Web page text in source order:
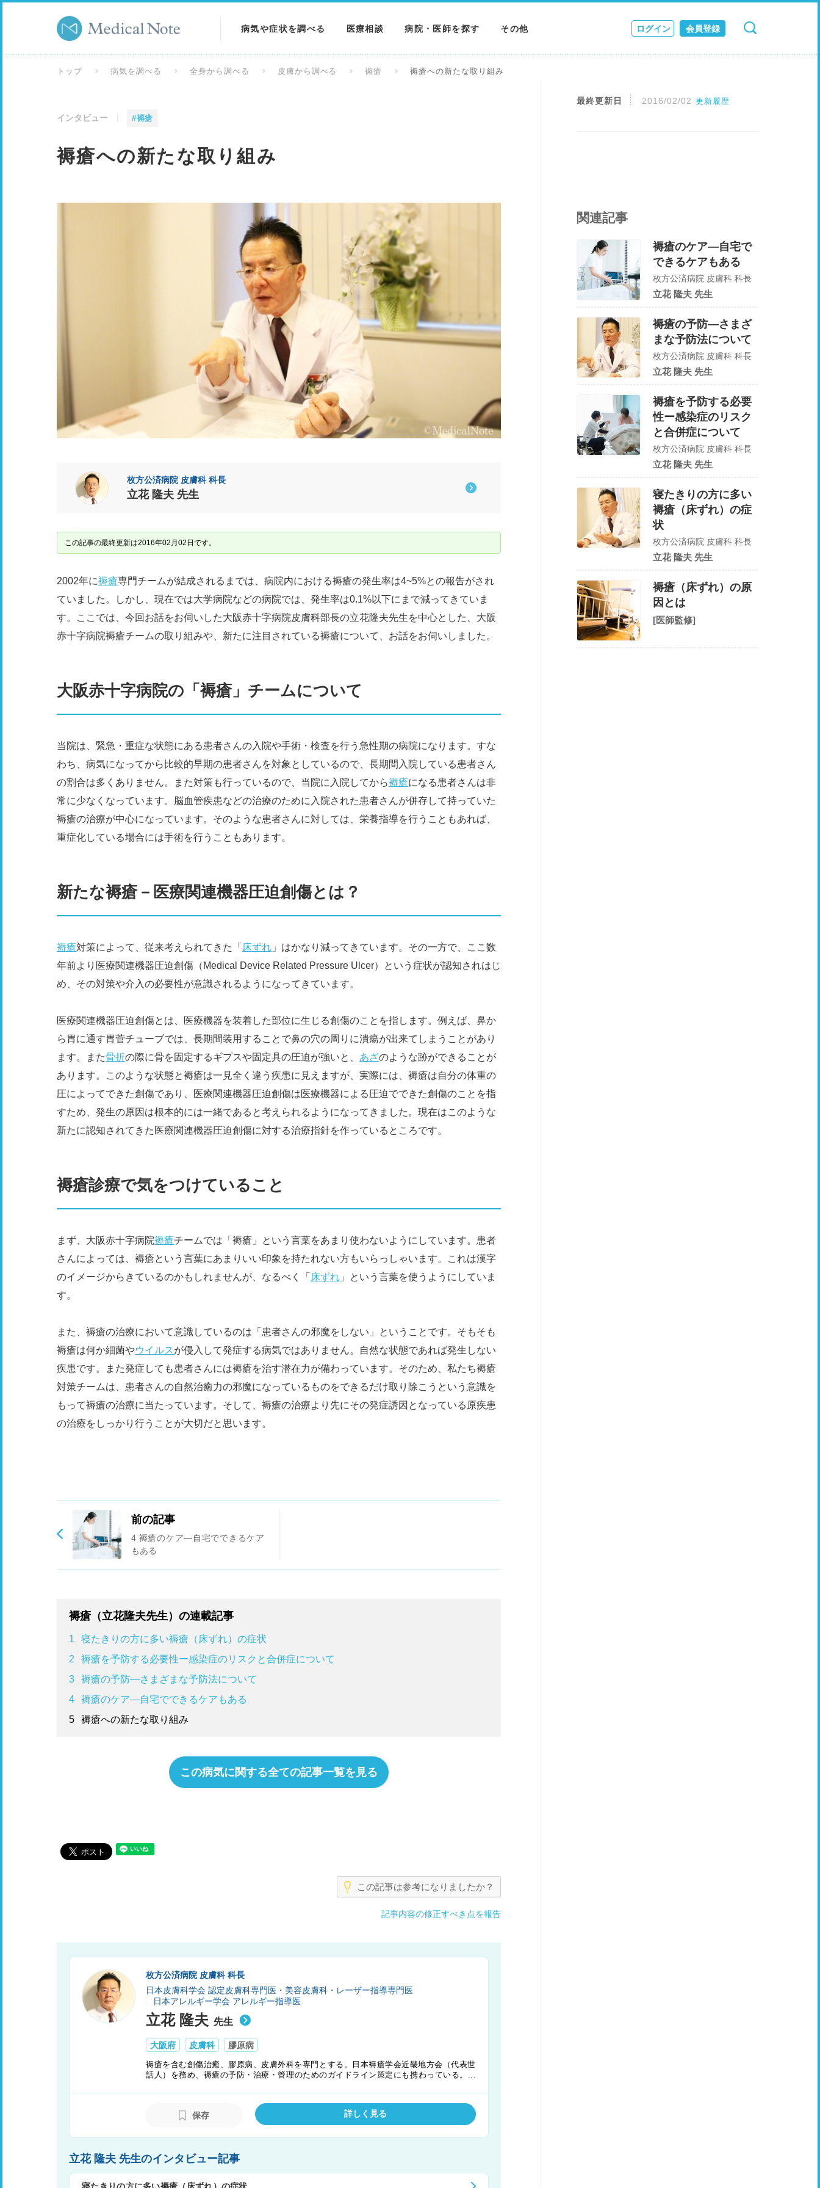
病気や症状を調べる 医療相談 病院・医師を探す その他 ログイン 会員登録
検索 キャンセル
トップ 病気を調べる 全身から調べる 皮膚から調べる 褥瘡 褥瘡への新たな取り組み
インタビュー #褥瘡
褥瘡への新たな取り組み
枚方公済病院 皮膚科 科長
立花 隆夫 先生
この記事の最終更新は2016年02月02日です。
2002年に褥瘡専門チームが結成されるまでは、病院内における褥瘡の発生率は4~5%との報告がされ
ていました。しかし、現在では大学病院などの病院では、発生率は0.1%以下にまで減ってきていま
す。ここでは、今回お話をお伺いした大阪赤十字病院皮膚科部長の立花隆夫先生を中心とした、大阪
赤十字病院褥瘡チームの取り組みや、新たに注目されている褥瘡について、お話をお伺いしました。
大阪赤十字病院の「褥瘡」チームについて
当院は、緊急・重症な状態にある患者さんの入院や手術・検査を行う急性期の病院になります。すな
わち、病気になってから比較的早期の患者さんを対象としているので、長期間入院している患者さん
の割合は多くありません。また対策も行っているので、当院に入院してから褥瘡になる患者さんは非
常に少なくなっています。脳血管疾患などの治療のために入院された患者さんが併存して持っていた
褥瘡の治療が中心になっています。そのような患者さんに対しては、栄養指導を行うこともあれば、
重症化している場合には手術を行うこともあります。
新たな褥瘡－医療関連機器圧迫創傷とは？
褥瘡対策によって、従来考えられてきた「 床ずれ 」はかなり減ってきています。その一方で、ここ数
年前より医療関連機器圧迫創傷（Medical Device Related Pressure Ulcer）という症状が認知されはじ
め、その対策や介入の必要性が意識されるようになってきています。
医療関連機器圧迫創傷とは、医療機器を装着した部位に生じる創傷のことを指します。例えば、鼻か
ら胃に通す胃菅チューブでは、長期間装用することで鼻の穴の周りに潰瘍が出来てしまうことがあり
ます。また骨折の際に骨を固定するギプスや固定具の圧迫が強いと、 あざのような跡ができることが
あります。このような状態と褥瘡は一見全く違う疾患に見えますが、実際には、褥瘡は自分の体重の
圧によってできた創傷であり、医療関連機器圧迫創傷は医療機器による圧迫でできた創傷のことを指
すため、発生の原因は根本的には一緒であると考えられるようになってきました。現在はこのような
新たに認知されてきた医療関連機器圧迫創傷に対する治療指針を作っているところです。
褥瘡診療で気をつけていること
まず、大阪赤十字病院褥瘡チームでは「褥瘡」という言葉をあまり使わないようにしています。患者
さんによっては、褥瘡という言葉にあまりいい印象を持たれない方もいらっしゃいます。これは漢字
のイメージからきているのかもしれませんが、なるべく「 床ずれ 」という言葉を使うようにしていま
す。
また、褥瘡の治療において意識しているのは「患者さんの邪魔をしない」ということです。そもそも
褥瘡は何か細菌やウイルスが侵入して発症する病気ではありません。自然な状態であれば発生しない
疾患です。また発症しても患者さんには褥瘡を治す潜在力が備わっています。そのため、私たち褥瘡
対策チームは、患者さんの自然治癒力の邪魔になっているものをできるだけ取り除こうという意識を
もって褥瘡の治療に当たっています。そして、褥瘡の治療より先にその発症誘因となっている原疾患
の治療をしっかり行うことが大切だと思います。
前の記事
4 褥瘡のケア―自宅でできるケア
もある
褥瘡（立花隆夫先生）の連載記事
1
寝たきりの方に多い褥瘡（床ずれ）の症状
2
褥瘡を予防する必要性ー感染症のリスクと合併症について
3
褥瘡の予防―さまざまな予防法について
4
褥瘡のケア―自宅でできるケアもある
5
褥瘡への新たな取り組み
この病気に関する全ての記事一覧を見る
この記事は参考になりましたか？
記事内容の修正すべき点を報告
枚方公済病院 皮膚科 科長
日本皮膚科学会 認定皮膚科専門医・美容皮膚科・レーザー指導専門医
日本アレルギー学会 アレルギー指導医
立花 隆夫 先生
大阪府 皮膚科 膠原病
褥瘡を含む創傷治癒、膠原病、皮膚外科を専門とする。日本褥瘡学会近畿地方会（代表世
話人）を務め、褥瘡の予防・治療・管理のためのガイドライン策定にも携わっている。褥
保存 詳しく見る
立花 隆夫 先生のインタビュー記事
最終更新日 2016/02/02 更新履歴
関連記事
褥瘡のケア―自宅で
できるケアもある
枚方公済病院 皮膚科 科長
立花 隆夫 先生
褥瘡の予防―さまざ
まな予防法について
枚方公済病院 皮膚科 科長
立花 隆夫 先生
褥瘡を予防する必要
性ー感染症のリスク
と合併症について
枚方公済病院 皮膚科 科長
立花 隆夫 先生
寝たきりの方に多い
褥瘡（床ずれ）の症
状
枚方公済病院 皮膚科 科長
立花 隆夫 先生
褥瘡（床ずれ）の原
因とは
[医師監修]